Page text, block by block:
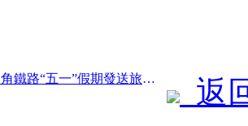
前一篇：長三角鐵路“五一”假期發送旅客超2138萬人次
返